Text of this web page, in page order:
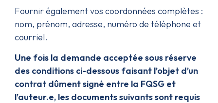
Fournir également vos coordonnées complètes :
nom, prénom, adresse, numéro de téléphone et
courriel.
Une fois la demande acceptée sous réserve
des conditions ci-dessous faisant l’objet d’un
contrat dûment signé entre la FQSG et
l’auteur.e, les documents suivants sont requis